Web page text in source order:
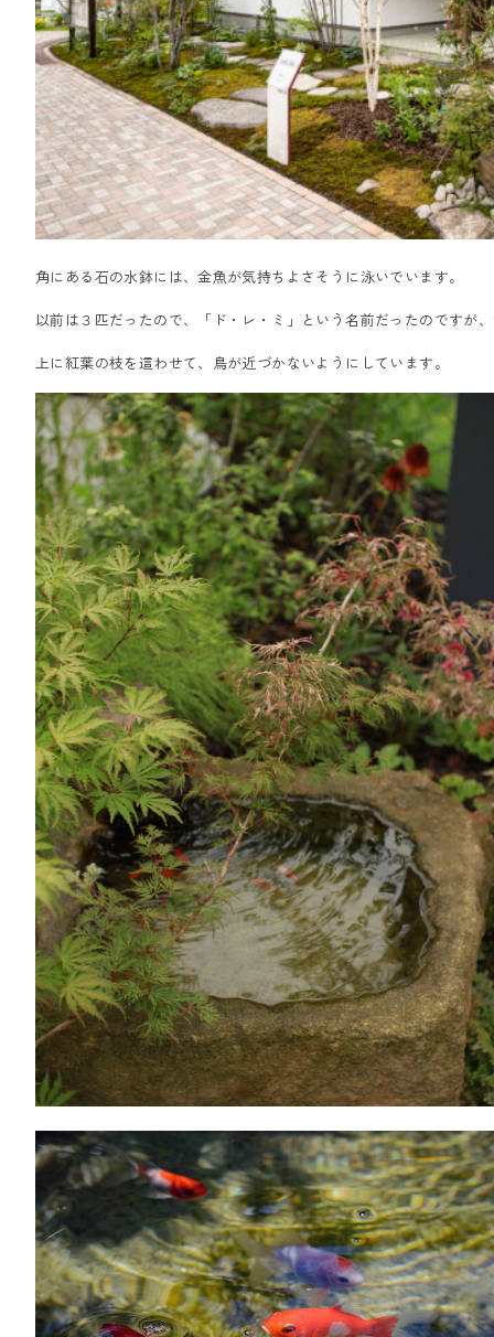
角にある石の水鉢には、金魚が気持ちよさそうに泳いでいます。
以前は３匹だったので、「ド・レ・ミ」という名前だったのですが
上に紅葉の枝を這わせて、鳥が近づかないようにしています。